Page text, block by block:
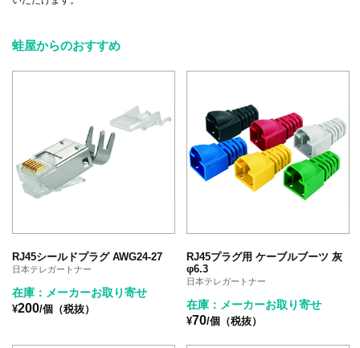
蛙屋からのおすすめ
RJ45シールドプラグ AWG24-27
日本テレガートナー
在庫：メーカーお取り寄せ
¥200/個（税抜）
RJ45プラグ用 ケーブルブーツ 灰
φ6.3
日本テレガートナー
在庫：メーカーお取り寄せ
¥70/個（税抜）